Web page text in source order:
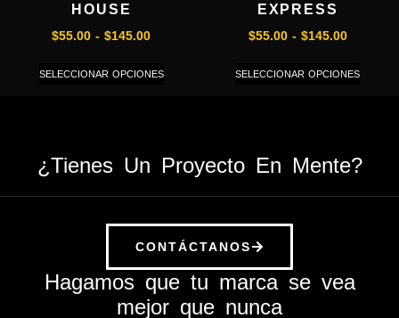
HOUSE
$55.00 - $145.00
SELECCIONAR OPCIONES
EXPRESS
$55.00 - $145.00
SELECCIONAR OPCIONES
¿Tienes Un Proyecto En Mente?
CONTÁCTANOS
Hagamos que tu marca se vea
mejor que nunca